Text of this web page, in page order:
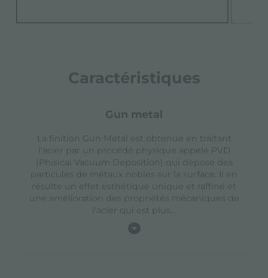
Caractéristiques
gun metal
La finition Gun Metal est obtenue en traitant
l'acier par un procédé physique appelé PVD
(Phisical Vacuum Deposition) qui dépose des
particules de métaux nobles sur la surface. Il en
résulte un effet esthétique unique et raffiné et
une amélioration des propriétés mécaniques de
l'acier qui est plus...